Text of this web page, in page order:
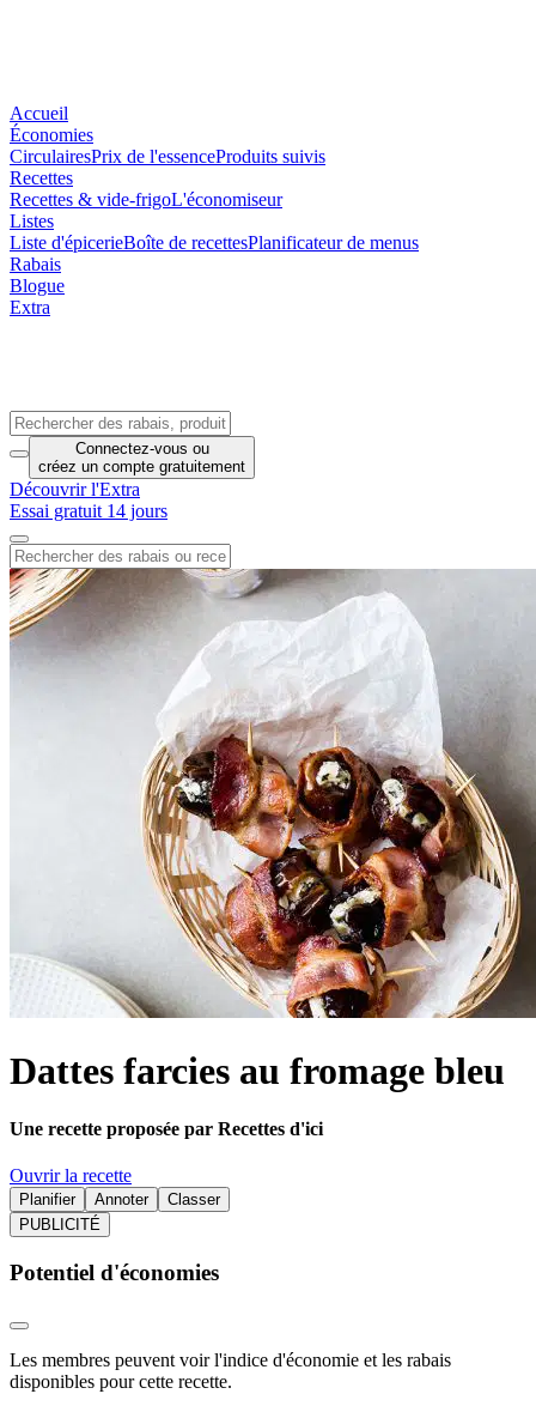
Accueil
Économies
CirculairesPrix de l'essenceProduits suivis
Recettes
Recettes & vide-frigoL'économiseur
Listes
Liste d'épicerieBoîte de recettesPlanificateur de menus
Rabais
Blogue
Extra
Connectez-vous ou
créez un compte gratuitement
Découvrir l'Extra
Essai gratuit 14 jours
Dattes farcies au fromage bleu
Une recette proposée par Recettes d'ici
Ouvrir la recette
Planifier Annoter
Classer
PUBLICITÉ
Potentiel d'économies
Les membres peuvent voir l'indice d'économie et les rabais
disponibles pour cette recette.